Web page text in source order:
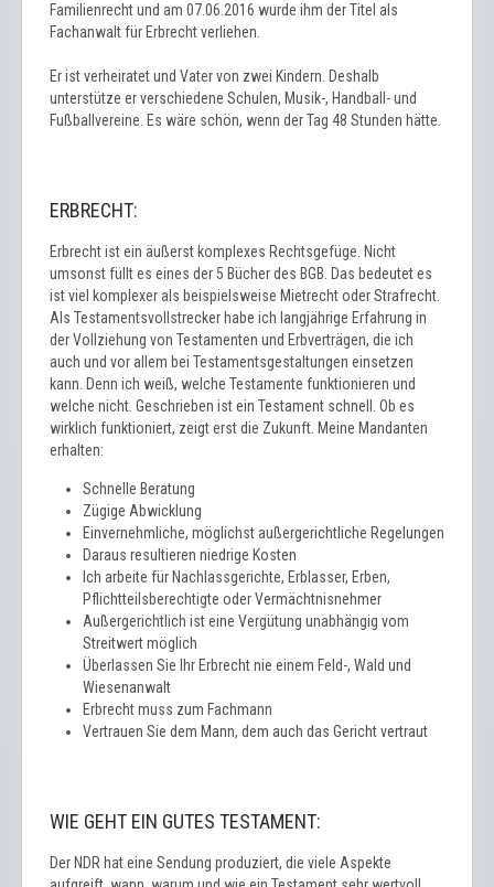
Familienrecht und am 07.06.2016 wurde ihm der Titel als
Fachanwalt für Erbrecht verliehen.
Er ist verheiratet und Vater von zwei Kindern. Deshalb
unterstütze er verschiedene Schulen, Musik-, Handball- und
Fußballvereine. Es wäre schön, wenn der Tag 48 Stunden hätte.
ERBRECHT:
Erbrecht ist ein äußerst komplexes Rechtsgefüge. Nicht
umsonst füllt es eines der 5 Bücher des BGB. Das bedeutet es
ist viel komplexer als beispielsweise Mietrecht oder Strafrecht.
Als Testamentsvollstrecker habe ich langjährige Erfahrung in
der Vollziehung von Testamenten und Erbverträgen, die ich
auch und vor allem bei Testamentsgestaltungen einsetzen
kann. Denn ich weiß, welche Testamente funktionieren und
welche nicht. Geschrieben ist ein Testament schnell. Ob es
wirklich funktioniert, zeigt erst die Zukunft. Meine Mandanten
erhalten:
Schnelle Beratung
Zügige Abwicklung
Einvernehmliche, möglichst außergerichtliche Regelungen
Daraus resultieren niedrige Kosten
Ich arbeite für Nachlassgerichte, Erblasser, Erben,
Pflichtteilsberechtigte oder Vermächtnisnehmer
Außergerichtlich ist eine Vergütung unabhängig vom
Streitwert möglich
Überlassen Sie Ihr Erbrecht nie einem Feld-, Wald und
Wiesenanwalt
Erbrecht muss zum Fachmann
Vertrauen Sie dem Mann, dem auch das Gericht vertraut
WIE GEHT EIN GUTES TESTAMENT:
Der NDR hat eine Sendung produziert, die viele Aspekte